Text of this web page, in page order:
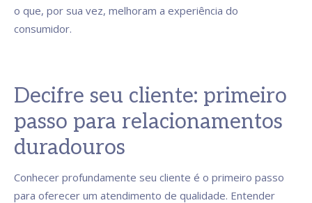
o que, por sua vez, melhoram a experiência do
consumidor.
Decifre seu cliente: primeiro
passo para relacionamentos
duradouros
Conhecer profundamente seu cliente é o primeiro passo
para oferecer um atendimento de qualidade. Entender